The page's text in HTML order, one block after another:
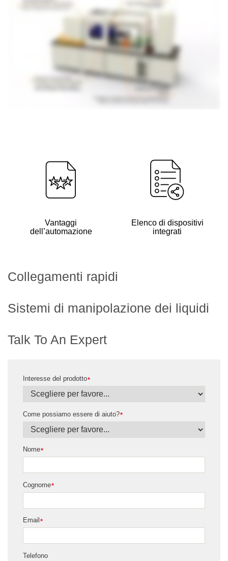
Vantaggi
dell’automazione
Elenco di dispositivi
integrati
Collegamenti rapidi
Sistemi di manipolazione dei liquidi
Talk To An Expert
*
Interesse del prodotto
*
Come possiamo essere di aiuto?
*
Nome
*
Cognome
*
Email
Telefono